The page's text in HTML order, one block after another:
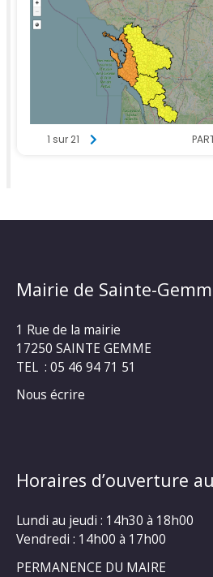
Mairie de Sainte-
1 Rue de la mairie
17250 SAINTE GEMME
TEL : 05 46 94 71 51
Nous écrire
Horaires d’ouverture
Lundi au jeudi : 14h30 à 18h00
Vendredi : 14h00 à 17h00
PERMANENCE DU MAIRE